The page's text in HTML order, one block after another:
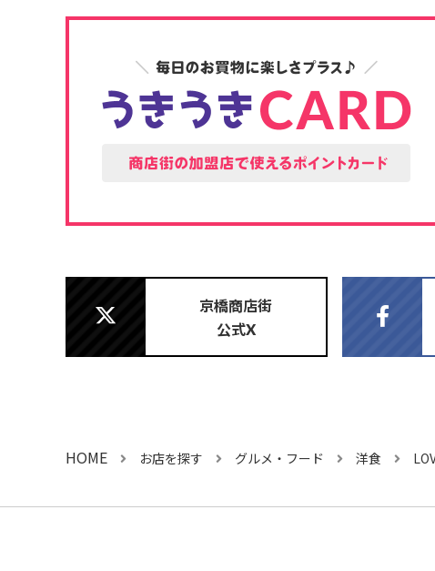
京橋商店街
公式X
HOME お店を探す グルメ・フード 洋食